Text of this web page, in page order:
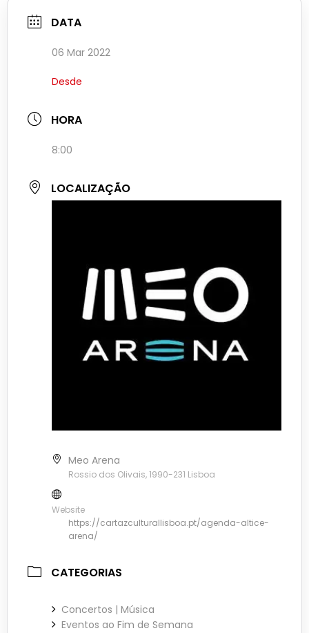
DATA
06 Mar 2022
Desde
HORA
8:00
LOCALIZAÇÃO
Meo Arena
Rossio dos Olivais, 1990-231 Lisboa
Website
https://cartazculturallisboa.pt/agenda-altice-
arena/
CATEGORIAS
Concertos | Música
Eventos ao Fim de Semana